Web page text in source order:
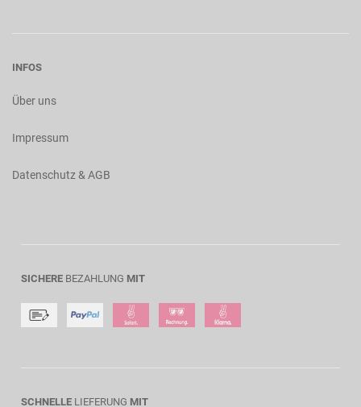
INFOS
Über uns
Impressum
Datenschutz & AGB
SICHERE BEZAHLUNG MIT
SCHNELLE LIEFERUNG MIT